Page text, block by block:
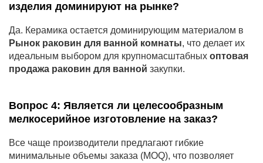
изделия доминируют на рынке?
Да. Керамика остается доминирующим материалом в
Рынок раковин для ванной комнаты, что делает их
идеальным выбором для крупномасштабных оптовая
продажа раковин для ванной закупки.
Вопрос 4: Является ли целесообразным
мелкосерийное изготовление на заказ?
Все чаще производители предлагают гибкие
минимальные объемы заказа (MOQ), что позволяет